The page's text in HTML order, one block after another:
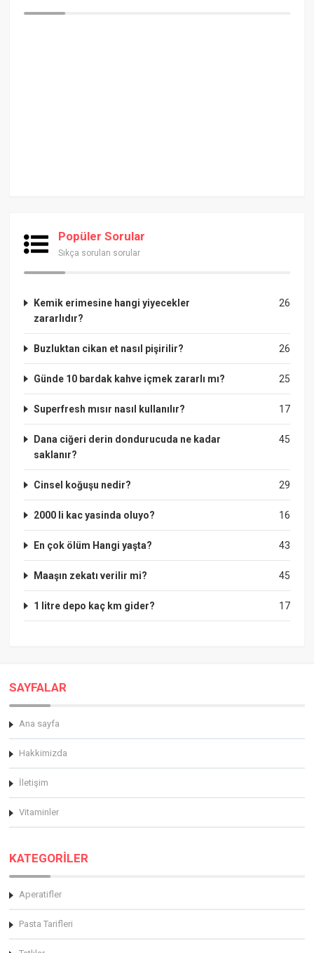
Popüler Sorular
Sıkça sorulan sorular
26
Kemik erimesine hangi yiyecekler
zararlıdır?
26
Buzluktan cikan et nasıl pişirilir?
25
Günde 10 bardak kahve içmek zararlı mı?
17
Superfresh mısır nasıl kullanılır?
45
Dana ciğeri derin dondurucuda ne kadar
saklanır?
29
Cinsel koğuşu nedir?
16
2000 li kac yasinda oluyo?
43
En çok ölüm Hangi yaşta?
45
Maaşın zekatı verilir mi?
17
1 litre depo kaç km gider?
SAYFALAR
Ana sayfa
Hakkimizda
İletişim
Vitaminler
KATEGORİLER
Aperatifler
Pasta Tarifleri